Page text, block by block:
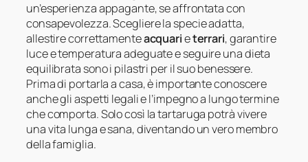
un’esperienza appagante, se affrontata con
consapevolezza. Scegliere la specie adatta,
allestire correttamenteacquarieterrari, garantire
luce e temperatura adeguate e seguire una dieta
equilibrata sono i pilastri per il suo benessere.
Prima di portarla a casa, è importante conoscere
anche gli aspetti legali e l’impegno a lungo termine
che comporta. Solo così la tartaruga potrà vivere
una vita lunga e sana, diventando un vero membro
della famiglia.